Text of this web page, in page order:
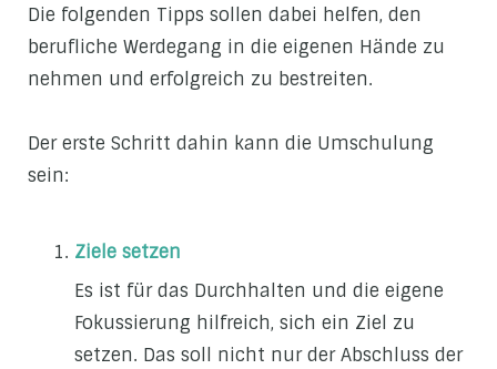
Die folgenden Tipps sollen dabei helfen, den
berufliche Werdegang in die eigenen Hände zu
nehmen und erfolgreich zu bestreiten.
Der erste Schritt dahin kann die Umschulung
sein:
Ziele setzen
Es ist für das Durchhalten und die eigene
Fokussierung hilfreich, sich ein Ziel zu
setzen. Das soll nicht nur der Abschluss der